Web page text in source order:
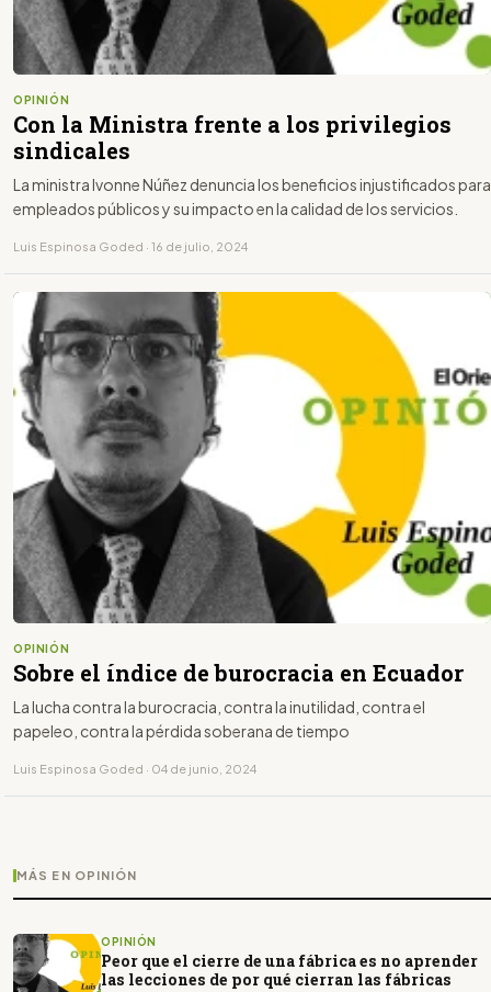
OPINIÓN
Con la Ministra frente a los privilegios
sindicales
La ministra Ivonne Núñez denuncia los beneficios injustificados para
empleados públicos y su impacto en la calidad de los servicios.
Luis Espinosa Goded · 16 de julio, 2024
OPINIÓN
Sobre el índice de burocracia en Ecuador
La lucha contra la burocracia, contra la inutilidad, contra el
papeleo, contra la pérdida soberana de tiempo
Luis Espinosa Goded · 04 de junio, 2024
MÁS EN OPINIÓN
OPINIÓN
Peor que el cierre de una fábrica es no aprender
las lecciones de por qué cierran las fábricas